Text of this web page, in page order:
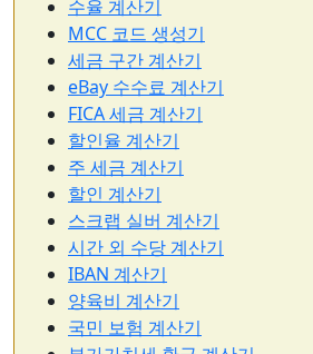
수율 계산기
MCC 코드 생성기
세금 구간 계산기
eBay 수수료 계산기
FICA 세금 계산기
할인율 계산기
주 세금 계산기
할인 계산기
스크랩 실버 계산기
시간 외 수당 계산기
IBAN 계산기
양육비 계산기
국민 보험 계산기